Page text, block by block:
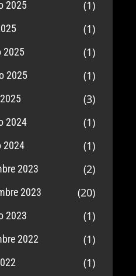
2025 (1)
(1)
2025 (1)
2025 (1)
(3)
2024 (1)
2024 (1)
2023 (2)
2023 (20)
2023 (1)
2022 (1)
(1)